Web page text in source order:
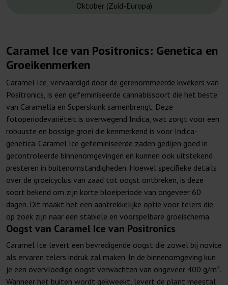
Oktober (Zuid-Europa)
Caramel Ice van Positronics: Genetica en
Groeikenmerken
Caramel Ice, vervaardigd door de gerenommeerde kwekers van
Positronics, is een gefeminiseerde cannabissoort die het beste
van Caramella en Superskunk samenbrengt. Deze
fotoperiodevariëteit is overwegend Indica, wat zorgt voor een
robuuste en bossige groei die kenmerkend is voor Indica-
genetica. Caramel Ice gefeminiseerde zaden gedijen goed in
gecontroleerde binnenomgevingen en kunnen ook uitstekend
presteren in buitenomstandigheden. Hoewel specifieke details
over de groeicyclus van zaad tot oogst ontbreken, is deze
soort bekend om zijn korte bloeiperiode van ongeveer 60
dagen. Dit maakt het een aantrekkelijke optie voor telers die
op zoek zijn naar een stabiele en voorspelbare groeischema.
Oogst van Caramel Ice van Positronics
Caramel Ice levert een bevredigende oogst die zowel bij novice
als ervaren telers indruk zal maken. In de binnenomgeving kun
je een overvloedige oogst verwachten van ongeveer 400 g/m².
Wanneer het buiten wordt gekweekt, levert de plant meestal